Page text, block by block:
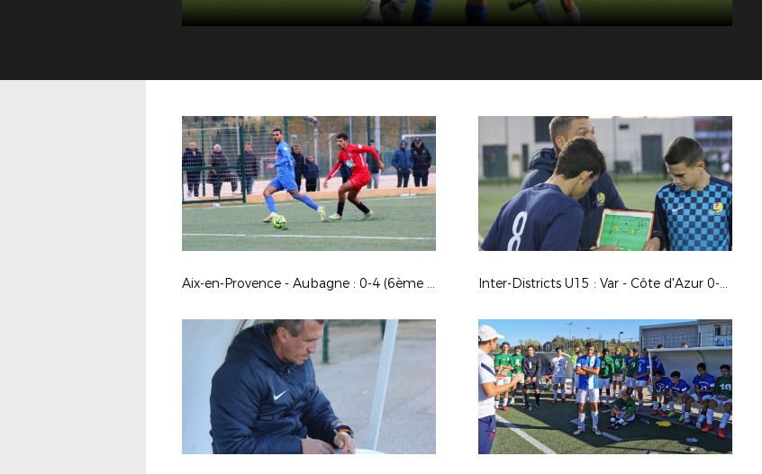
Aix-en-Provence - Aubagne : 0-4 (6ème tour de la Coupe de France) Inter-Districts U15 : Var - Côte d'Azur 0-0 (Brignoles)